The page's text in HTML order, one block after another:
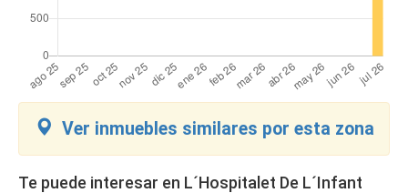
Ver inmuebles similares por esta zona
Te puede interesar en L´Hospitalet De L´Infant